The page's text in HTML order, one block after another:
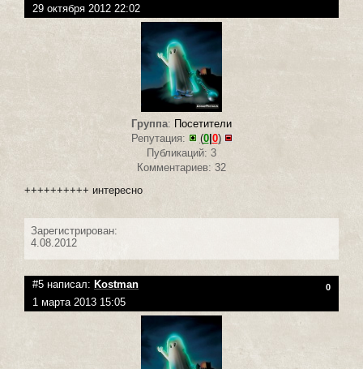
29 октября 2012 22:02
Группа: Посетители
Репутация:
(0| 0)
Публикаций: 3
Комментариев: 32
++++++++++ интересно
Зарегистрирован:
4.08.2012
#5 написал: Kostman 0
1 марта 2013 15:05